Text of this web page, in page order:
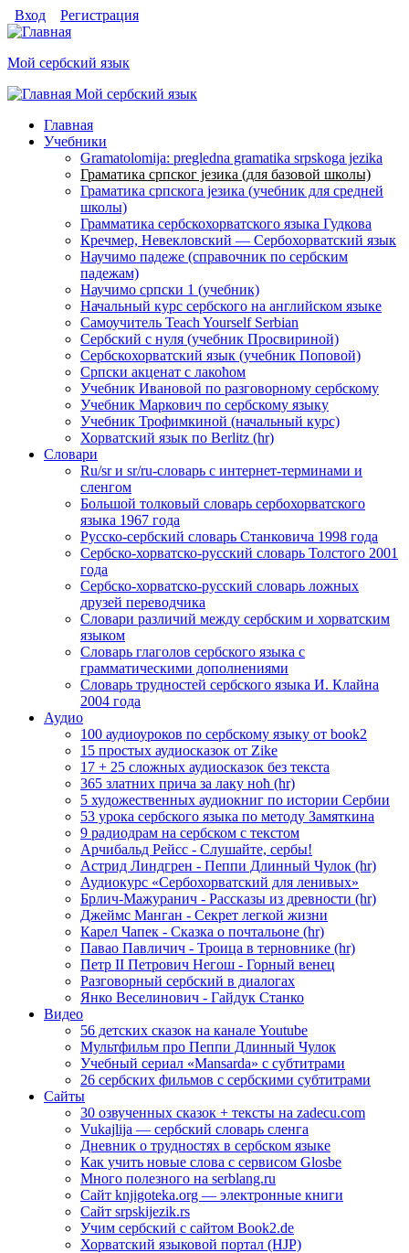
Перейти к основному содержанию
Skip to search
Login links
Вход Регистрация
Мой сербский язык
Мой сербский язык
Главное меню
Главная
Учебники
Gramatolomija: pregledna gramatika srpskoga jezika
Граматика српског jезика (для базовой школы)
Граматика српскога jезика (учебник для средней
школы)
Грамматика сербскохорватского языка Гудкова
Кречмер, Невекловский — Сербохорватский язык
Научимо падеже (справочник по сербским
падежам)
Научимо српски 1 (учебник)
Начальный курс сербского на английском языке
Самоучитель Teach Yourself Serbian
Сербский с нуля (учебник Просвириной)
Сербскохорватский язык (учебник Поповой)
Српски акценат с лакоћом
Учебник Ивановой по разговорному сербскому
Учебник Маркович по сербскому языку
Учебник Трофимкиной (начальный курс)
Хорватский язык по Berlitz (hr)
Словари
Ru/sr и sr/ru-словарь с интернет-терминами и
сленгом
Большой толковый словарь сербохорватского
языка 1967 года
Русско-сербский словарь Станковича 1998 года
Сербско-хорватско-русский словарь Толстого 2001
года
Сербско-хорватско-русский словарь ложных
друзей переводчика
Словари различий между сербским и хорватским
языком
Словарь глаголов сербского языка с
грамматическими дополнениями
Словарь трудностей сербского языка И. Клайна
2004 года
Аудио
100 аудиоуроков по сербскому языку от book2
15 простых аудиосказок от Zike
17 + 25 сложных аудиосказок без текста
365 златних прича за лаку ноћ (hr)
5 художественных аудиокниг по истории Сербии
53 урока сербского языка по методу Замяткина
9 радиодрам на сербском с текстом
Арчибальд Рейсс - Слушайте, сербы!
Астрид Линдгрен - Пеппи Длинный Чулок (hr)
Аудиокурс «Сербохорватский для ленивых»
Брлич-Мажуранич - Рассказы из древности (hr)
Джеймс Манган - Секрет легкой жизни
Карел Чапек - Сказка о почтальоне (hr)
Павао Павличич - Троица в терновнике (hr)
Петр II Петрович Негош - Горный венец
Разговорный сербский в диалогах
Янко Веселинович - Гайдук Станко
Видео
56 детских сказок на канале Youtube
Мультфильм про Пеппи Длинный Чулок
Учебный сериал «Mansarda» с субтитрами
26 сербских фильмов с сербскими субтитрами
Сайты
30 озвученных сказок + тексты на zadecu.com
Vukajlija — сербский словарь сленга
Дневник о трудностях в сербском языке
Как учить новые слова с сервисом Glosbe
Много полезного на serblang.ru
Сайт knjigoteka.org — электронные книги
Сайт srpskijezik.rs
Учим сербский с сайтом Book2.de
Хорватский языковой портал (HJP)